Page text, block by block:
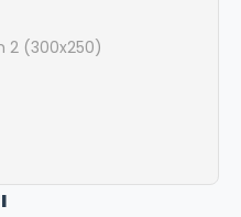
2 (300x250)